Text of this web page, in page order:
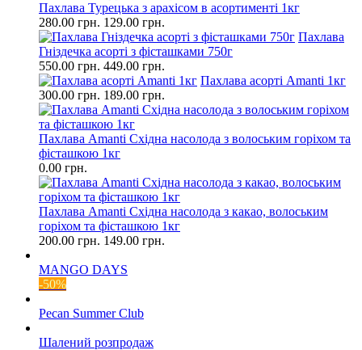
Пахлава Турецька з арахісом в асортименті 1кг
280.00 грн. 129.00 грн.
Пахлава
Гніздечка асорті з фісташками 750г
550.00 грн. 449.00 грн.
Пахлава асорті Amanti 1кг
300.00 грн. 189.00 грн.
Пахлава Amanti Східна насолода з волоським горіхом та
фісташкою 1кг
0.00 грн.
Пахлава Amanti Східна насолода з какао, волоським
горіхом та фісташкою 1кг
200.00 грн. 149.00 грн.
MANGO DAYS
-50%
Pecan Summer Club
Шалений розпродаж